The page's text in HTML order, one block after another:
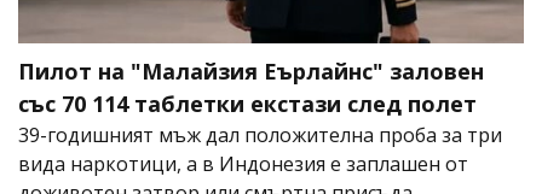
Пилот на "Малайзия Еърлайнс" заловен
със 70 114 таблетки екстази след полет
39-годишният мъж дал положителна проба за три
вида наркотици, а в Индонезия е заплашен от